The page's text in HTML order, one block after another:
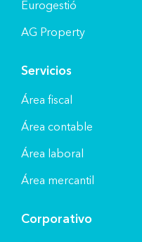
Eurogestió
AG Property
Servicios
Área fiscal
Área contable
Área laboral
Área mercantil
Corporativo